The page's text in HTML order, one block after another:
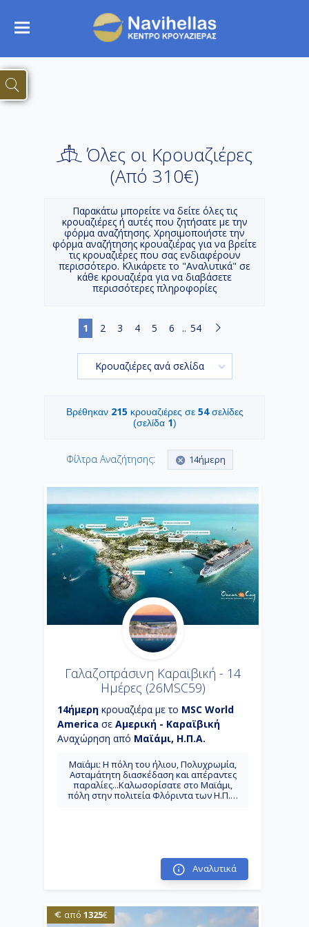
Όλες οι Κρουαζιέρες
(Aπό 310€)
Παρακάτω μπορείτε να δείτε όλες τις
κρουαζιέρες ή αυτές που ζητήσατε με την
φόρμα αναζήτησης. Χρησιμοποιήστε την
φόρμα αναζήτησης κρουαζιέρας για να βρείτε
τις κρουαζιέρες που σας ενδιαφέρουν
περισσότερο. Κλικάρετε το "Αναλυτικά" σε
κάθε κρουαζιέρα για να διαβάσετε
περισσότερες πληροφορίες
1 2 3 4 5 6 .. 54
Κρουαζιέρες ανά σελίδα
Βρέθηκαν 215 κρουαζιέρες σε 54σελίδες
(σελίδα 1)
Φίλτρα Αναζήτησης: 14ήμερη
Γαλαζοπράσινη Καραϊβική - 14
Ημέρες (26MSC59)
14ήμερη κρουαζιέρα με το MSC World
America σε Αμερική - Καραϊβική
Αναχώρηση από Μαϊάμι, Η.Π.Α.
Μαϊάμι: Η πόλη του ήλιου, Πολυχρωμία,
Ασταμάτητη διασκέδαση και απέραντες
παραλίες...Καλωσορίσατε στο Μαϊάμι,
πόλη στην πολιτεία Φλόριντα των Η.Π.Α.
μεταξύ των νησιών της Uacute;tila και
Guanaja, είναι το μεγαλύτερο της
Ονδούρας. Το νησί ήταν παλαιότερα
βρίσκεται πάνω στο δεύτερο μεγαλύτερο
κοραλλιογενή ύφαλο του κόσμου.
Αναλυτικά
από 1325€